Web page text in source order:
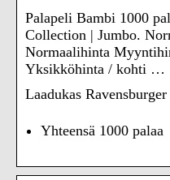
Palapeli Bambi 1000
Collection | Jumbo.
Normaalihinta
Yksikköhinta / kohti …
Laadukas
Yhteensä 1000 palaa